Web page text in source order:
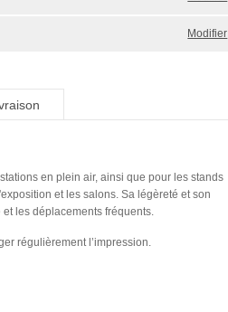
Modifier
en plein air, ainsi que pour les stands
et les salons. Sa légèreté et son
les déplacements fréquents.
régulièrement l’impression.